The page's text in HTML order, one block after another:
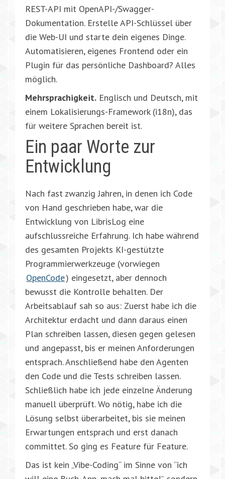
REST-API mit OpenAPI-/Swagger-
Dokumentation. Erstelle API-Schlüssel über
die Web-UI und starte dein eigenes Dinge.
Automatisieren, eigenes Frontend oder ein
Plugin für das persönliche Dashboard? Alles
möglich.
Mehrsprachigkeit. Englisch und Deutsch, mit
einem Lokalisierungs-Framework (i18n), das
für weitere Sprachen bereit ist.
Ein paar Worte zur
Entwicklung
Nach fast zwanzig Jahren, in denen ich Code
von Hand geschrieben habe, war die
Entwicklung von LibrisLog eine
aufschlussreiche Erfahrung. Ich habe während
des gesamten Projekts KI-gestützte
Programmierwerkzeuge (vorwiegen
OpenCode) eingesetzt, aber dennoch
bewusst die Kontrolle behalten. Der
Arbeitsablauf sah so aus: Zuerst habe ich die
Architektur erdacht und dann daraus einen
Plan schreiben lassen, diesen gegen gelesen
und angepasst, bis er meinen Anforderungen
entsprach. Anschließend habe den Agenten
den Code und die Tests schreiben lassen.
Schließlich habe ich jede einzelne Änderung
manuell überprüft. Wo nötig, habe ich die
Lösung selbst überarbeitet, bis sie meinen
Erwartungen entsprach und erst danach
committet. So ging es Feature für Feature.
Das ist kein „Vibe-Coding“ im Sinne von “ich